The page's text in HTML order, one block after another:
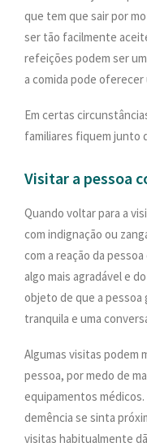
que tem que sair por
ser tão facilmente
refeições podem ser
a comida pode oferecer
Em certas
familiares fiquem junto
Visitar a pessoa
Quando voltar para a
com indignação ou
com a reação da
algo mais agradável e
objeto de que a pessoa
tranquila e uma
Algumas visitas podem
pessoa, por medo de
equipamentos
demência se sinta
visitas habitualmente